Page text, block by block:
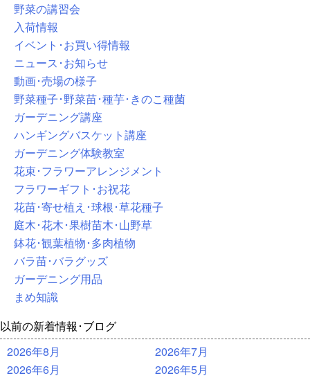
野菜の講習会
入荷情報
イベント･お買い得情報
ニュース･お知らせ
動画･売場の様子
野菜種子･野菜苗･種芋･きのこ種菌
ガーデニング講座
ハンギングバスケット講座
ガーデニング体験教室
花束･フラワーアレンジメント
フラワーギフト･お祝花
花苗･寄せ植え･球根･草花種子
庭木･花木･果樹苗木･山野草
鉢花･観葉植物･多肉植物
バラ苗･バラグッズ
ガーデニング用品
まめ知識
以前の新着情報･ブログ
2026年8月
2026年7月
2026年6月
2026年5月